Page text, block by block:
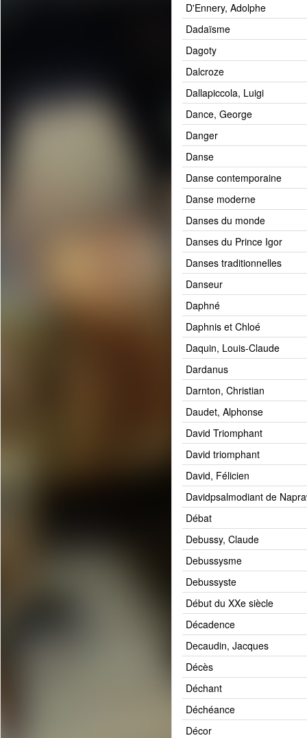
D'Ennery, Adolphe
Dadaïsme
Dagoty
Dalcroze
Dallapiccola, Luigi
Dance, George
Danger
Danse
Danse contemporaine
Danse moderne
Danses du monde
Danses du Prince Igor
Danses traditionnelles
Danseur
Daphné
Daphnis et Chloé
Daquin, Louis-Claude
Dardanus
Darnton, Christian
Daudet, Alphonse
David Triomphant
David triomphant
David, Félicien
Davidpsalmodiant de
Débat
Debussy, Claude
Debussysme
Debussyste
Début du XXe siècle
Décadence
Decaudin, Jacques
Décès
Déchant
Déchéance
Décor